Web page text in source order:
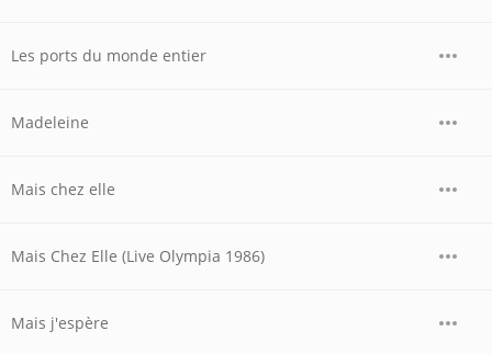
Les ports du monde entier
Madeleine
Mais chez elle
Mais Chez Elle (Live Olympia 1986)
Mais j'espère